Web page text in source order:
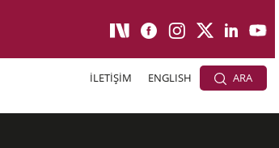
İLETİŞİM ENGLISH ARA